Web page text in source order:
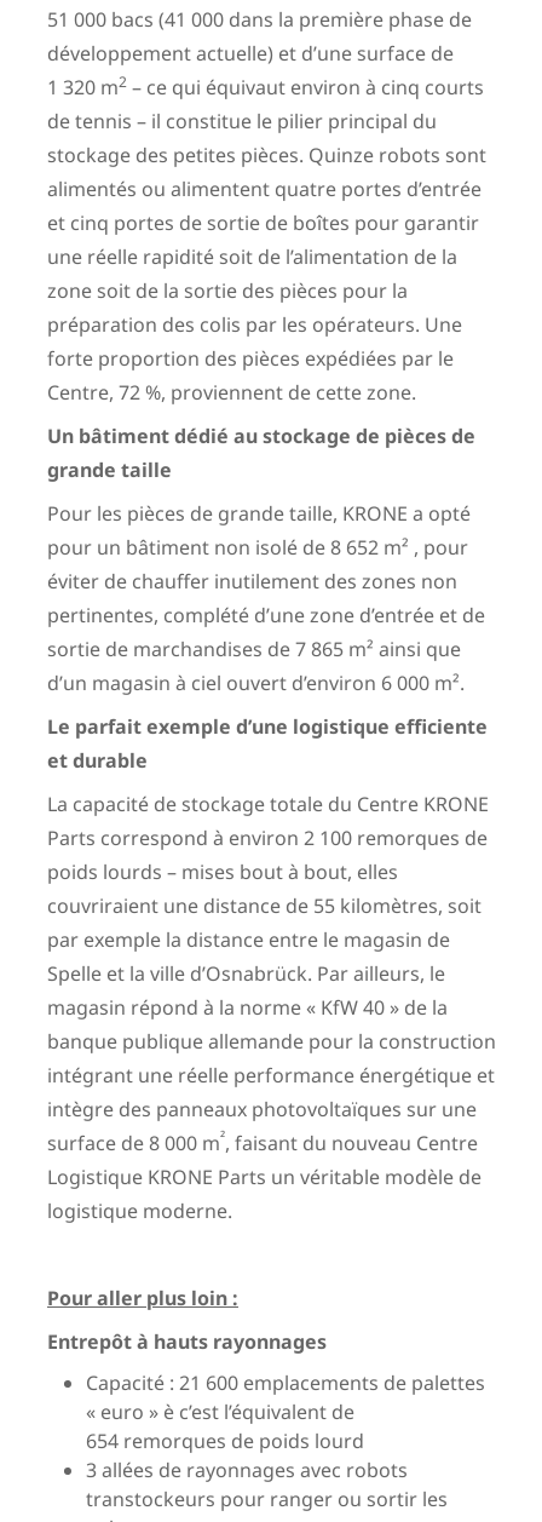
51 000 bacs (41 000 dans la première phase de
développement actuelle) et d’une surface de
1 320 m2 – ce qui équivaut environ à cinq courts
de tennis – il constitue le pilier principal du
stockage des petites pièces. Quinze robots sont
alimentés ou alimentent quatre portes d’entrée
et cinq portes de sortie de boîtes pour garantir
une réelle rapidité soit de l’alimentation de la
zone soit de la sortie des pièces pour la
préparation des colis par les opérateurs. Une
forte proportion des pièces expédiées par le
Centre, 72 %, proviennent de cette zone.
Un bâtiment dédié au stockage de pièces de
grande taille
Pour les pièces de grande taille, KRONE a opté
pour un bâtiment non isolé de 8 652 m² , pour
éviter de chauffer inutilement des zones non
pertinentes, complété d’une zone d’entrée et de
sortie de marchandises de 7 865 m² ainsi que
d’un magasin à ciel ouvert d’environ 6 000 m².
Le parfait exemple d’une logistique efficiente
et durable
La capacité de stockage totale du Centre KRONE
Parts correspond à environ 2 100 remorques de
poids lourds – mises bout à bout, elles
couvriraient une distance de 55 kilomètres, soit
par exemple la distance entre le magasin de
Spelle et la ville d’Osnabrück. Par ailleurs, le
magasin répond à la norme « KfW 40 » de la
banque publique allemande pour la construction
intégrant une réelle performance énergétique et
intègre des panneaux photovoltaïques sur une
surface de 8 000 m², faisant du nouveau Centre
Logistique KRONE Parts un véritable modèle de
logistique moderne.
Pour aller plus loin :
Entrepôt à hauts rayonnages
Capacité : 21 600 emplacements de palettes
« euro » è c’est l’équivalent de
654 remorques de poids lourd
3 allées de rayonnages avec robots
transtockeurs pour ranger ou sortir les